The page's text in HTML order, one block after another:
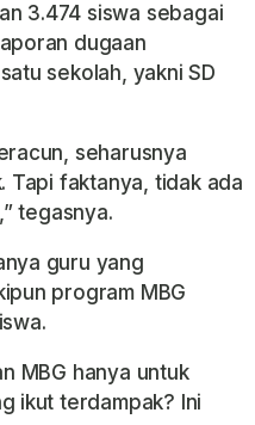
3.474 siswa sebagai
dugaan
sekolah, yakni SD
seharusnya
Tapi faktanya, tidak ada
tegasnya.
guru yang
program MBG
MBG hanya untuk
ikut terdampak? Ini